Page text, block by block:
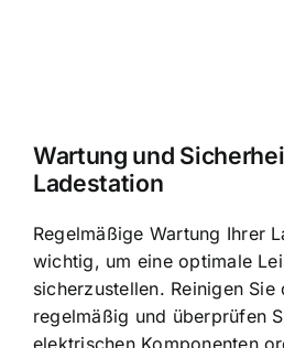
Wartung und
Ladestation
Regelmäßige Wartung Ihrer
wichtig, um eine optimale
sicherzustellen. Reinigen
regelmäßig und überprüfen